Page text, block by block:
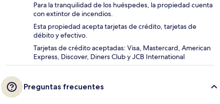
Para la tranquilidad de los huéspedes, la propiedad cuenta
con extintor de incendios.
Esta propiedad acepta tarjetas de crédito, tarjetas de
débito y efectivo.
Tarjetas de crédito aceptadas: Visa, Mastercard, American
Express, Discover, Diners Club y JCB International
Preguntas frecuentes